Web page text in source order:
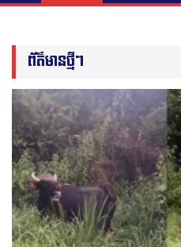
ព័ត៌មានថ្មីៗ